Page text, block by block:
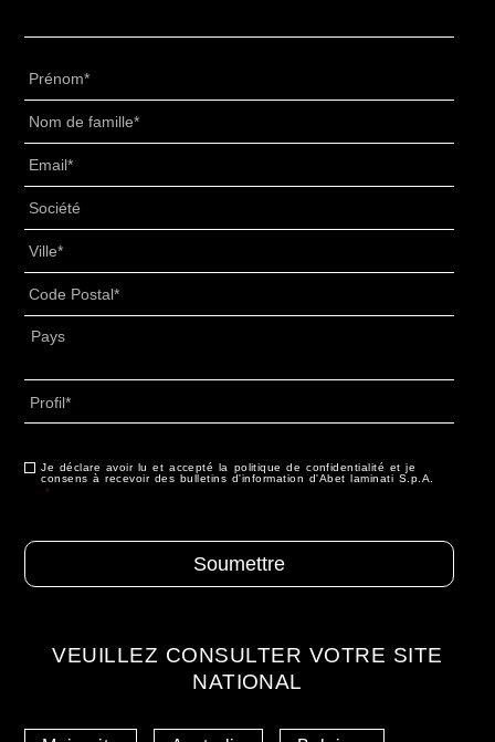
de
famille
Titolo
Postal
*
Adresse
Pays
Consentement *
Je déclare avoir lu et accepté la politique de confidentialité et je
consens à recevoir des bulletins d'information d'Abet laminati S.p.A.
*
VEUILLEZ CONSULTER VOTRE SITE
NATIONAL